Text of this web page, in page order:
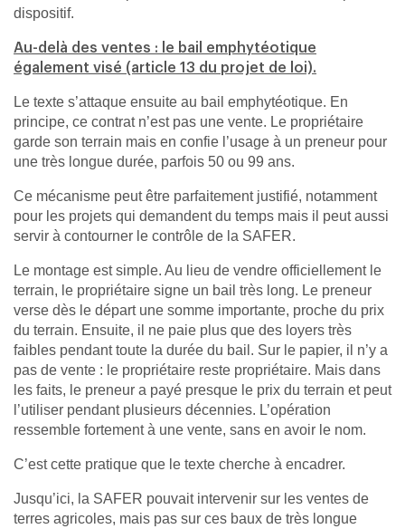
dispositif.
Au-delà des ventes : le bail emphytéotique
également visé (article 13 du projet de loi).
Le texte s’attaque ensuite au bail emphytéotique. En
principe, ce contrat n’est pas une vente. Le propriétaire
garde son terrain mais en confie l’usage à un preneur pour
une très longue durée, parfois 50 ou 99 ans.
Ce mécanisme peut être parfaitement justifié, notamment
pour les projets qui demandent du temps mais il peut aussi
servir à contourner le contrôle de la SAFER.
Le montage est simple. Au lieu de vendre officiellement le
terrain, le propriétaire signe un bail très long. Le preneur
verse dès le départ une somme importante, proche du prix
du terrain. Ensuite, il ne paie plus que des loyers très
faibles pendant toute la durée du bail. Sur le papier, il n’y a
pas de vente : le propriétaire reste propriétaire. Mais dans
les faits, le preneur a payé presque le prix du terrain et peut
l’utiliser pendant plusieurs décennies. L’opération
ressemble fortement à une vente, sans en avoir le nom.
C’est cette pratique que le texte cherche à encadrer.
Jusqu’ici, la SAFER pouvait intervenir sur les ventes de
terres agricoles, mais pas sur ces baux de très longue